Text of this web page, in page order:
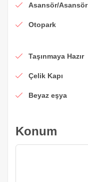
Asansör/Asansör
Otopark
Taşınmaya Hazır
Çelik Kapı
Beyaz eşya
Konum